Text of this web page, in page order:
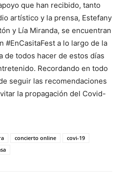
que han recibido, tanto
artístico y la prensa, Estefany
y Lía Miranda, se encuentran
#EnCasitaFest a lo largo de la
de todos hacer de estos días
Recordando en todo
seguir las recomendaciones
la propagación del Covid-
concierto online
covi-19